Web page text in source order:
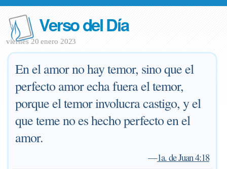
Verso del Día
viernes 20 enero 2023
En el amor no hay temor, sino que el
perfecto amor echa fuera el temor,
porque el temor involucra castigo, y el
que teme no es hecho perfecto en el
amor.
—1a. de Juan 4:18